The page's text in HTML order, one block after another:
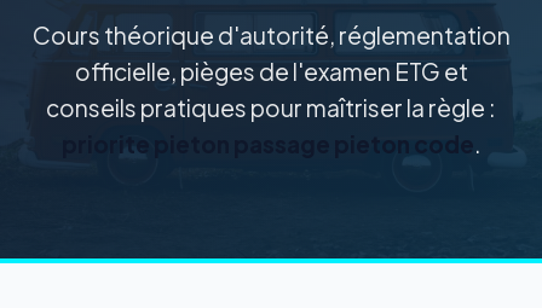
Cours théorique d'autorité, réglementation
officielle, pièges de l'examen ETG et
conseils pratiques pour maîtriser la règle :
priorite pieton passage pieton code
.